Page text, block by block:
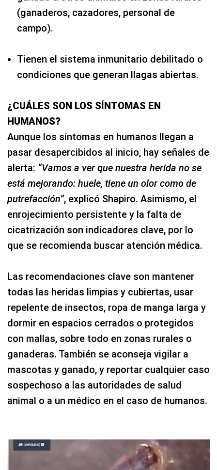
(ganaderos, cazadores, personal de
campo).
Tienen el sistema inmunitario debilitado o
condiciones que generan llagas abiertas.
¿CUÁLES SON LOS SÍNTOMAS EN
HUMANOS?
Aunque los síntomas en humanos llegan a
pasar desapercibidos al inicio, hay señales de
alerta: “Vamos a ver que nuestra herida no se
está mejorando: huele, tiene un olor como de
putrefacción”, explicó Shapiro. Asimismo, el
enrojecimiento persistente y la falta de
cicatrización son indicadores clave, por lo
que se recomienda buscar atención médica.
Las recomendaciones clave son mantener
todas las heridas limpias y cubiertas, usar
repelente de insectos, ropa de manga larga y
dormir en espacios cerrados o protegidos
con mallas, sobre todo en zonas rurales o
ganaderas. También se aconseja vigilar a
mascotas y ganado, y reportar cualquier caso
sospechoso a las autoridades de salud
animal o a un médico en el caso de humanos.